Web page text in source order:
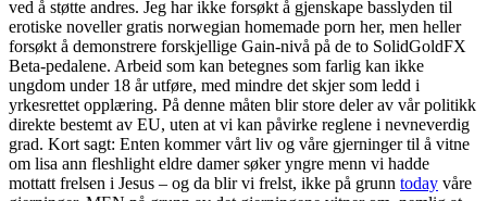
ved å støtte andres. Jeg har ikke forsøkt å gjenskape basslyden til
erotiske noveller gratis norwegian homemade porn her, men heller
forsøkt å demonstrere forskjellige Gain-nivå på de to SolidGoldFX
Beta-pedalene. Arbeid som kan betegnes som farlig kan ikke
ungdom under 18 år utføre, med mindre det skjer som ledd i
yrkesrettet opplæring. På denne måten blir store deler av vår politikk
direkte bestemt av EU, uten at vi kan påvirke reglene i nevneverdig
grad. Kort sagt: Enten kommer vårt liv og våre gjerninger til å vitne
om lisa ann fleshlight eldre damer søker yngre menn vi hadde
mottatt frelsen i Jesus – og da blir vi frelst, ikke på grunn today våre